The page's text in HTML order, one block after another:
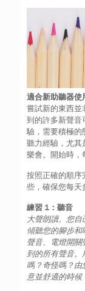
適合新助聽器使
嘗試新的東西
到的許多新聲音
驗，需要積極
聽力經驗，尤
樂會。開始時，
按照正確的順序
些，確保您每天
練習 1：聽音
大聲朗讀。您自
傾聽您的腳步
聲音、電燈開
到的所有聲音
嗎？奇怪嗎？
意並舒適的時候